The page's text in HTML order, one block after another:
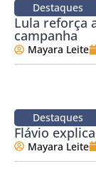
Destaques
Lula reforça
campanha
Mayara Leite
Destaques
Flávio
Mayara Leite